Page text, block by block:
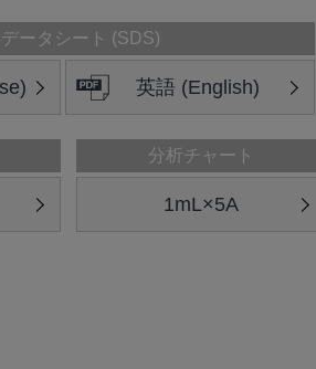
ータシート (SDS)
英語 (English)
分析チャート
1mL×5A